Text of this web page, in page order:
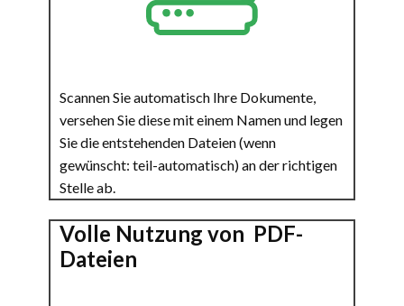
Scannen Sie automatisch Ihre Dokumente,
versehen Sie diese mit einem Namen und legen
Sie die entstehenden Dateien (wenn
gewünscht: teil-automatisch) an der richtigen
Stelle ab.
Volle Nutzung von PDF-
Dateien